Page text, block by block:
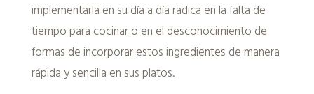
implementarla en su día a día radica en la falta de
tiempo para cocinar o en el desconocimiento de
formas de incorporar estos ingredientes de manera
rápida y sencilla en sus platos.